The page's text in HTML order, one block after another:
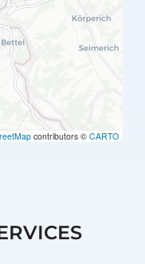
contributors © CARTO